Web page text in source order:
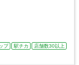
プ 駅チカ
店舗数30以上